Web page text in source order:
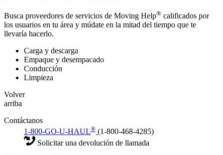
Busca proveedores de servicios de Moving Help® calificados por
los usuarios en tu área y múdate en la mitad del tiempo que te
llevaría hacerlo.
Carga y descarga
Empaque y desempacado
Conducción
Limpieza
Volver
arriba
Contáctanos
1-800-GO-U-HAUL® (1-800-468-4285)
Solicitar una devolución de llamada